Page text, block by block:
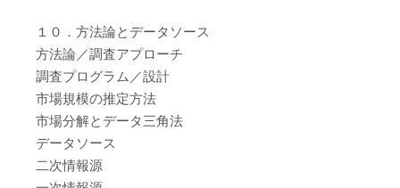
１０．方法論とデータソース
方法論／調査アプローチ
調査プログラム／設計
市場規模の推定方法
市場分解とデータ三角法
データソース
二次情報源